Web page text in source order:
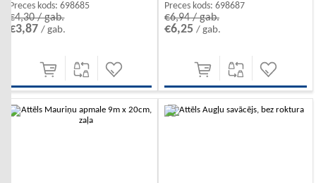
Preces kods: 698685
€4,30 / gab.
€3,87/ gab.
Preces kods: 698687
€6,94 / gab.
€6,25 / gab.